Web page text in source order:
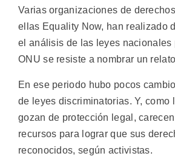
Varias organizaciones de
ellas Equality Now, han realizado
el análisis de las leyes nacionales
ONU se resiste a nombrar un
En ese periodo hubo pocos
de leyes discriminatorias. Y, como
gozan de protección legal,
recursos para lograr que sus
reconocidos, según activistas.